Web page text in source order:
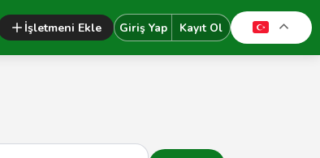
İşletmeni Ekle Giriş Yap Kayıt Ol